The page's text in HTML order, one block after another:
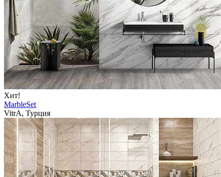
Хит!
MarbleSet
VitrA, Турция